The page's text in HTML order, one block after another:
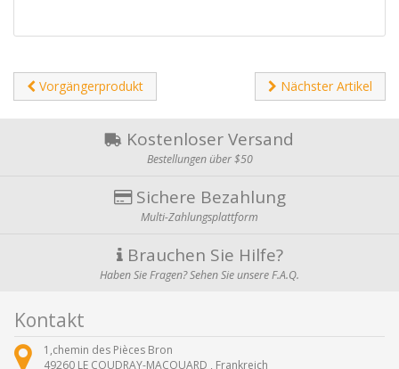
Vorgängerprodukt Nächster Artikel
Kostenloser Versand
Bestellungen über $50
Sichere Bezahlung
Multi-Zahlungsplattform
Brauchen Sie Hilfe?
Haben Sie Fragen? Sehen Sie unsere F.A.Q.
Kontakt
1,chemin des Pièces Bron
49260 LE COUDRAY-MACOUARD , Frankreich